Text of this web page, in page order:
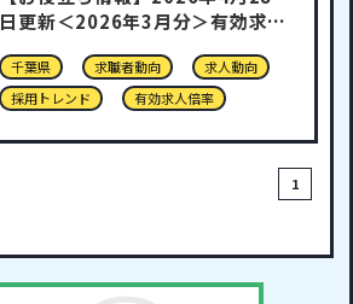
日更新＜2026年3月分＞有効求人
千葉県 求職者動向
求人動向
採用トレンド
有効求人倍率
1